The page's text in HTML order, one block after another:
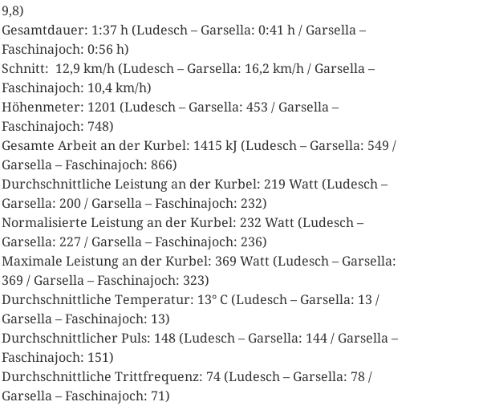
9,8)
Gesamtdauer: 1:37 h (Ludesch – Garsella: 0:41 h / Garsella –
Faschinajoch: 0:56 h)
Schnitt: 12,9 km/h (Ludesch – Garsella: 16,2 km/h / Garsella –
Faschinajoch: 10,4 km/h)
Höhenmeter: 1201 (Ludesch – Garsella: 453 / Garsella –
Faschinajoch: 748)
Gesamte Arbeit an der Kurbel: 1415 kJ (Ludesch – Garsella: 549 /
Garsella – Faschinajoch: 866)
Durchschnittliche Leistung an der Kurbel: 219 Watt (Ludesch –
Garsella: 200 / Garsella – Faschinajoch: 232)
Normalisierte Leistung an der Kurbel: 232 Watt (Ludesch –
Garsella: 227 / Garsella – Faschinajoch: 236)
Maximale Leistung an der Kurbel: 369 Watt (Ludesch – Garsella:
369 / Garsella – Faschinajoch: 323)
Durchschnittliche Temperatur: 13° C (Ludesch – Garsella: 13 /
Garsella – Faschinajoch: 13)
Durchschnittlicher Puls: 148 (Ludesch – Garsella: 144 / Garsella –
Faschinajoch: 151)
Durchschnittliche Trittfrequenz: 74 (Ludesch – Garsella: 78 /
Garsella – Faschinajoch: 71)